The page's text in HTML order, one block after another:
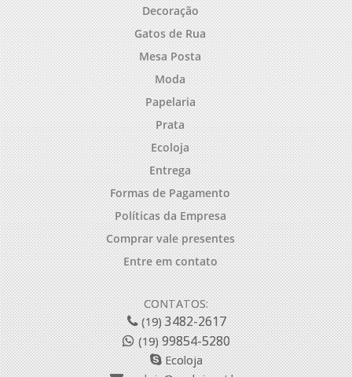
Decoração
Gatos de Rua
Mesa Posta
Moda
Papelaria
Prata
Ecoloja
Entrega
Formas de Pagamento
Políticas da Empresa
Comprar vale presentes
Entre em contato
CONTATOS:
(19)3482-2617
(19)99854-5280
Ecoloja